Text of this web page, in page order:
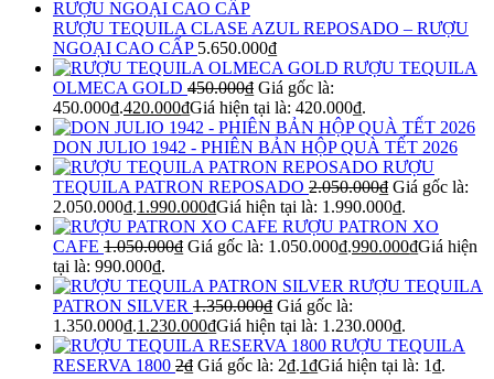
RƯỢU TEQUILA CLASE AZUL REPOSADO – RƯỢU
NGOẠI CAO CẤP 5.650.000₫
RƯỢU TEQUILA
OLMECA GOLD 450.000₫ Giá gốc là:
450.000₫.420.000₫Giá hiện tại là: 420.000₫.
DON JULIO 1942 - PHIÊN BẢN HỘP QUÀ TẾT 2026
RƯỢU
TEQUILA PATRON REPOSADO 2.050.000₫ Giá gốc là:
2.050.000₫.1.990.000₫Giá hiện tại là: 1.990.000₫.
RƯỢU PATRON XO
CAFE 1.050.000₫ Giá gốc là: 1.050.000₫.990.000₫Giá hiện
tại là: 990.000₫.
RƯỢU TEQUILA
PATRON SILVER 1.350.000₫ Giá gốc là:
1.350.000₫.1.230.000₫Giá hiện tại là: 1.230.000₫.
RƯỢU TEQUILA
RESERVA 1800 2₫ Giá gốc là: 2₫.1₫Giá hiện tại là: 1₫.